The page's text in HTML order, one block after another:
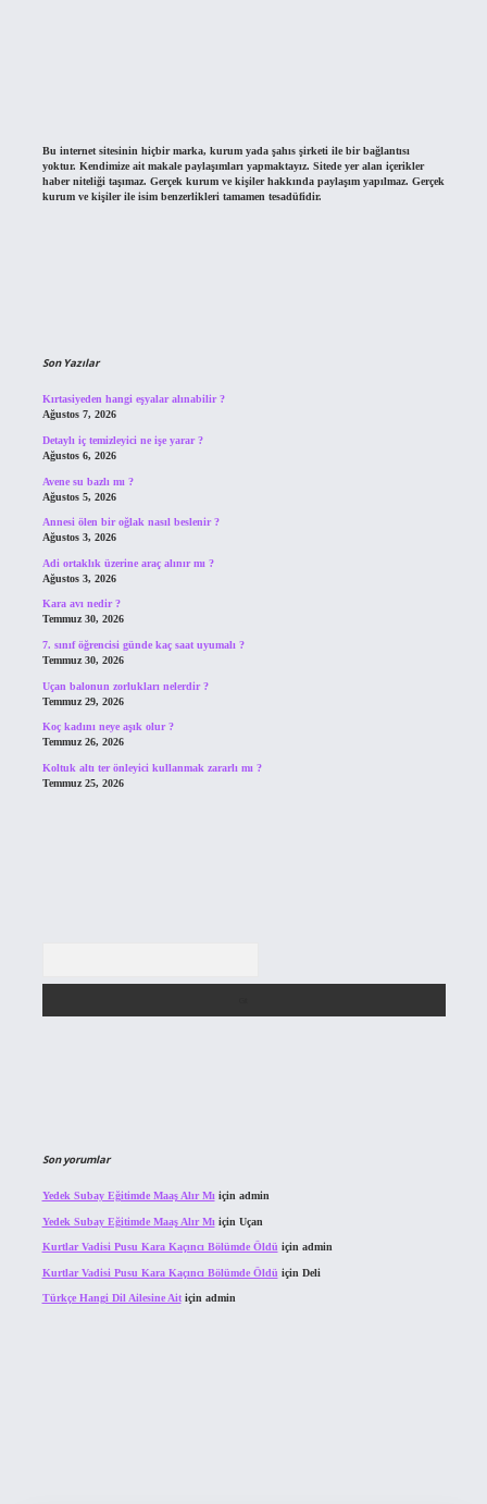
Bu internet sitesinin hiçbir marka, kurum yada şahıs şirketi ile bir bağlantısı
yoktur. Kendimize ait makale paylaşımları yapmaktayız. Sitede yer alan içerikler
haber niteliği taşımaz. Gerçek kurum ve kişiler hakkında paylaşım yapılmaz. Gerçek
kurum ve kişiler ile isim benzerlikleri tamamen tesadüfidir.
Son Yazılar
Kırtasiyeden hangi eşyalar alınabilir ?
Ağustos 7, 2026
Detaylı iç temizleyici ne işe yarar ?
Ağustos 6, 2026
Avene su bazlı mı ?
Ağustos 5, 2026
Annesi ölen bir oğlak nasıl beslenir ?
Ağustos 3, 2026
Adi ortaklık üzerine araç alınır mı ?
Ağustos 3, 2026
Kara avı nedir ?
Temmuz 30, 2026
7. sınıf öğrencisi günde kaç saat uyumalı ?
Temmuz 30, 2026
Uçan balonun zorlukları nelerdir ?
Temmuz 29, 2026
Koç kadını neye aşık olur ?
Temmuz 26, 2026
Koltuk altı ter önleyici kullanmak zararlı mı ?
Temmuz 25, 2026
Son yorumlar
Yedek Subay Eğitimde Maaş Alır Mı için admin
Yedek Subay Eğitimde Maaş Alır Mı için Uçan
Kurtlar Vadisi Pusu Kara Kaçıncı Bölümde Öldü için admin
Kurtlar Vadisi Pusu Kara Kaçıncı Bölümde Öldü için Deli
Türkçe Hangi Dil Ailesine Aitiçin admin